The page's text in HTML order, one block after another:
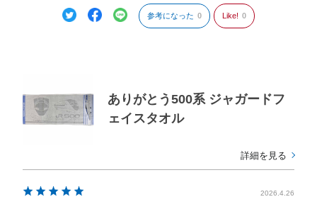
参考になった 0 Like! 0
ありがとう500系 ジャガードフ
ェイスタオル
詳細を見る
2026.4.26